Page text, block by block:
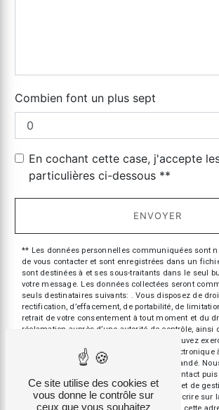
Combien font un plus sept
En cochant cette case, j'accepte
particulières ci-dessous **
ENVOYER
** Les données personnelles communiquées sont
de vous contacter et sont enregistrées dans un
sont destinées à et ses sous-traitants dans le seul
votre message. Les données collectées seront
seuls destinataires suivants: . Vous disposez de
rectification, d’effacement, de portabilité, de
retrait de votre consentement à tout moment et du
réclamation auprès d’une autorité de contrôle, ainsi
sort de vos données post-mortem. Vous pouvez
voie postale à l'adresse ou par courrier électronique
justificatif d'identité pourra vous être demandé.
données pendant la période de prise de contact
de prescription légale aux fins probatoires et de
contentieux. Vous avez le droit de vous inscrire sur
Ce site utilise des cookies et
vous donne le contrôle sur
ceux que vous souhaitez